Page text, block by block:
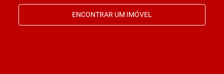
ENCONTRAR UM IMÓVEL